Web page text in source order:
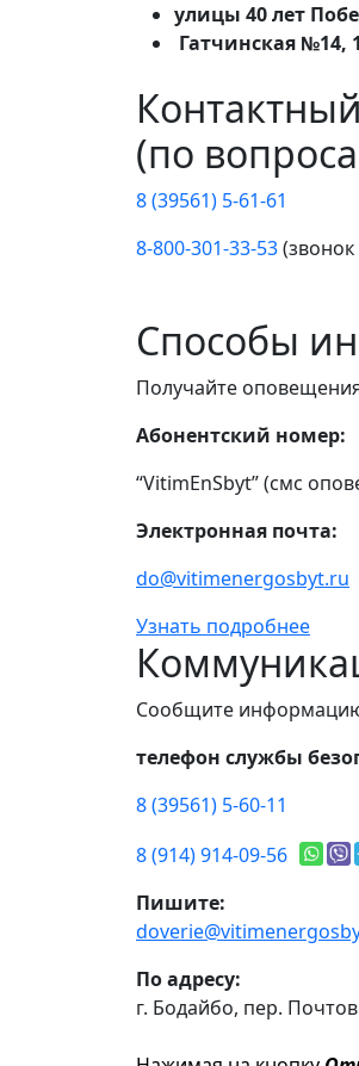
улицы 40 лет
Гатчинская №14,
(по
8 (39561) 5-61-61
8-800-301-33-53
Способы
Получайте
Абонентский номер:
“VitimEnSbyt” (смс
Электронная почта:
do@vitimenergosbyt.ru
Узнать подробнее
Сообщите
телефон службы
8 (39561) 5-60-11
8 (914) 914-09-56
Пишите:
По адресу:
г. Бодайбо, пер.